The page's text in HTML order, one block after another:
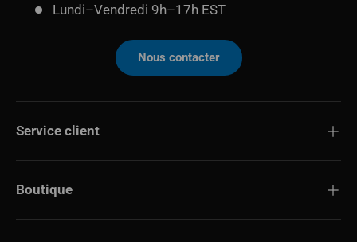
Lundi–Vendredi 9h–17h EST
Nous contacter
Service client
Boutique